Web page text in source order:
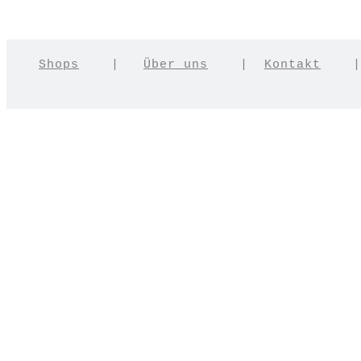
Shops Über uns Kontakt